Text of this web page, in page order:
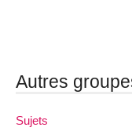
Autres
Sujets